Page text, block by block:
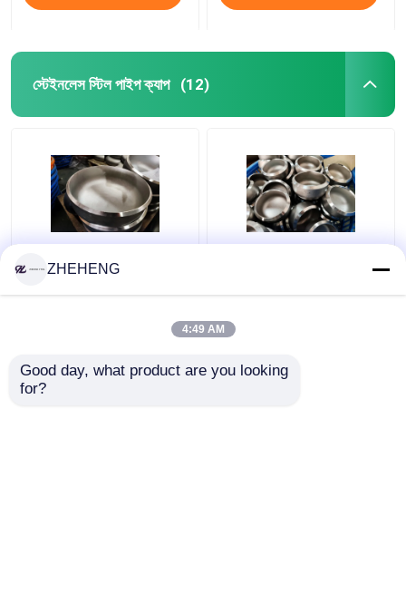
স্টেইনলেস স্টিল পাইপ ক্যাপ (12)
WP317 Sch10s স্টেইনলেস
ডাব্লুপি 904 এল ডুপ্লেক্স এলোয়
ZHEHENG
4:49 AM
Good day, what product are you looking
for?